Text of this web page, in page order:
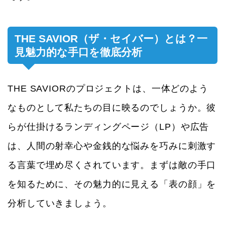
THE SAVIOR（ザ・セイバー）とは？一
見魅力的な手口を徹底分析
THE SAVIORのプロジェクトは、一体どのよう
なものとして私たちの目に映るのでしょうか。彼
らが仕掛けるランディングページ（LP）や広告
は、人間の射幸心や金銭的な悩みを巧みに刺激す
る言葉で埋め尽くされています。まずは敵の手口
を知るために、その魅力的に見える「表の顔」を
分析していきましょう。